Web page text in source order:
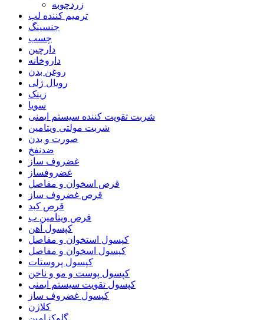
زردچوبه
ترمیم کننده لب
جنسینگ
چسب
دارچین
داروخانه
روغن بدن
رویال ژلی
زینک
سویا
شربت تقویت کننده سیستم ایمنی
شربت مولتی ویتامین
صورت و بدن
ضدنفخ
غضروف ساز
غضروفساز
قرص اسخوان و مفاصل
قرص غضروف ساز
قرص کبد
قرص ویتامین ب
کپسول آهن
کپسول استخوان و مفاصل
کپسول اسخوان و مفاصل
کپسول پروستات
کپسول پوست و مو و ناخن
کپسول تقویت سیستم ایمنی
کپسول غضروف ساز
کلاژن
گلوکزامین